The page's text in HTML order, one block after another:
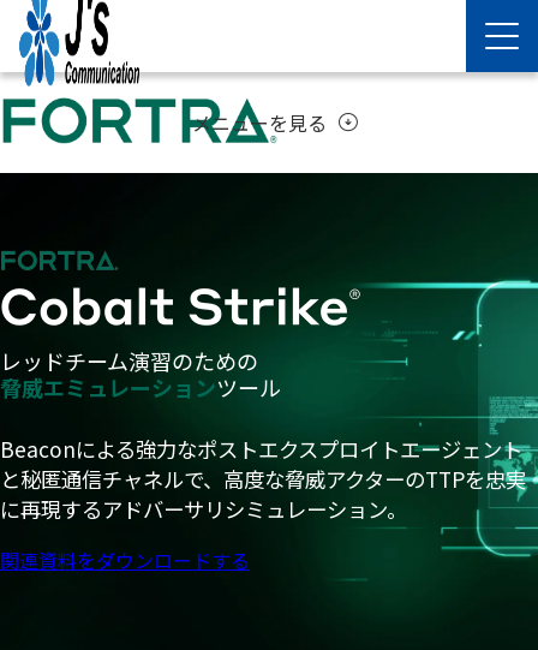
メニューを見る arrow_circle_down
レッドチーム演習のための
脅威エミュレーションツール
Beaconによる強力なポストエクスプロイトエージェント
と秘匿通信チャネルで、高度な脅威アクターのTTPを忠実
に再現するアドバーサリシミュレーション。
関連資料をダウンロードする